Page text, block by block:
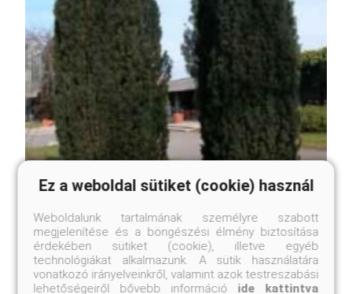
Ez a weboldal sütiket (cookie) használ
Weboldalunk tartalmának személyre szabott
megjelenítése és a böngészési élmény biztosítása
érdekében sütiket (cookie), illetve egyéb
technológiákat alkalmazunk. A sütik használatára
vonatkozó irányelveinkről, valamint azok testreszabási
lehetőségeiről bővebb információ ide kattintva